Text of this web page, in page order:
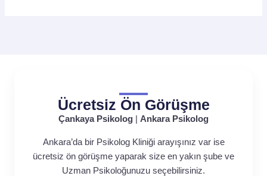
Ücretsiz Ön Görüşme
Çankaya Psikolog Ankara Psikolog
Ankara’da bir Psikolog Kliniği arayışınız var ise
ücretsiz ön görüşme yaparak size en yakın şube ve
Uzman Psikoloğunuzu seçebilirsiniz.